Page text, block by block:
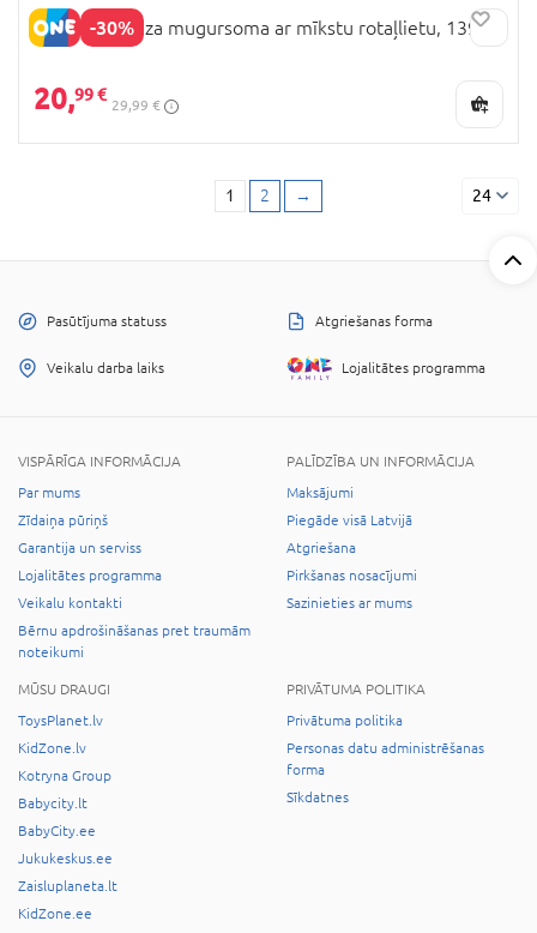
-30%
PERLETTI Maza mugursoma ar mīkstu rotaļlietu, 13907
20,99 €
29,99 €
1 2 → 24
Pasūtījuma statuss Atgriešanas forma
Veikalu darba laiks Lojalitātes programma
VISPĀRĪGA INFORMĀCIJA
Par mums
Zīdaiņa pūriņš
Garantija un serviss
Lojalitātes programma
Veikalu kontakti
Bērnu apdrošināšanas pret traumām
noteikumi
PALĪDZĪBA UN INFORMĀCIJA
Maksājumi
Piegāde visā Latvijā
Atgriešana
Pirkšanas nosacījumi
Sazinieties ar mums
MŪSU DRAUGI
ToysPlanet.lv
KidZone.lv
Kotryna Group
Babycity.lt
BabyCity.ee
Jukukeskus.ee
Zaisluplaneta.lt
KidZone.ee
PRIVĀTUMA POLITIKA
Privātuma politika
Personas datu administrēšanas
forma
Sīkdatnes